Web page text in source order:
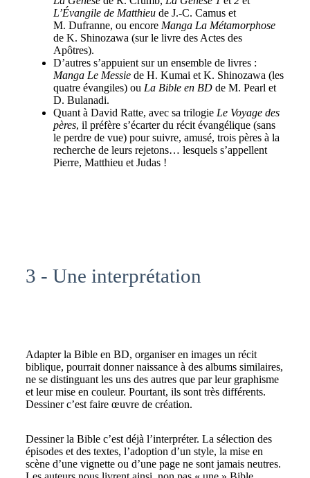
L’Évangile de Matthieude J.-C. Camus et
M. Dufranne, ou encore Manga La Métamorphose
de K. Shinozawa (sur le livre des Actes des
Apôtres).
D’autres s’appuient sur un ensemble de livres :
Manga Le Messiede H. Kumai et K. Shinozawa (les
quatre évangiles) ou La Bible en BDde M. Pearl et
D. Bulanadi.
Quant à David Ratte, avec sa trilogie Le Voyage des
pères, il préfère s’écarter du récit évangélique (sans
le perdre de vue) pour suivre, amusé, trois pères à la
recherche de leurs rejetons… lesquels s’appellent
Pierre, Matthieu et Judas !
3 - Une interprétation
Adapter la Bible en BD, organiser en images un récit
biblique, pourrait donner naissance à des albums similaires,
ne se distinguant les uns des autres que par leur graphisme
et leur mise en couleur. Pourtant, ils sont très différents.
Dessiner c’est faire œuvre de création.
Dessiner la Bible c’est déjà l’interpréter. La sélection des
épisodes et des textes, l’adoption d’un style, la mise en
scène d’une vignette ou d’une page ne sont jamais neutres.